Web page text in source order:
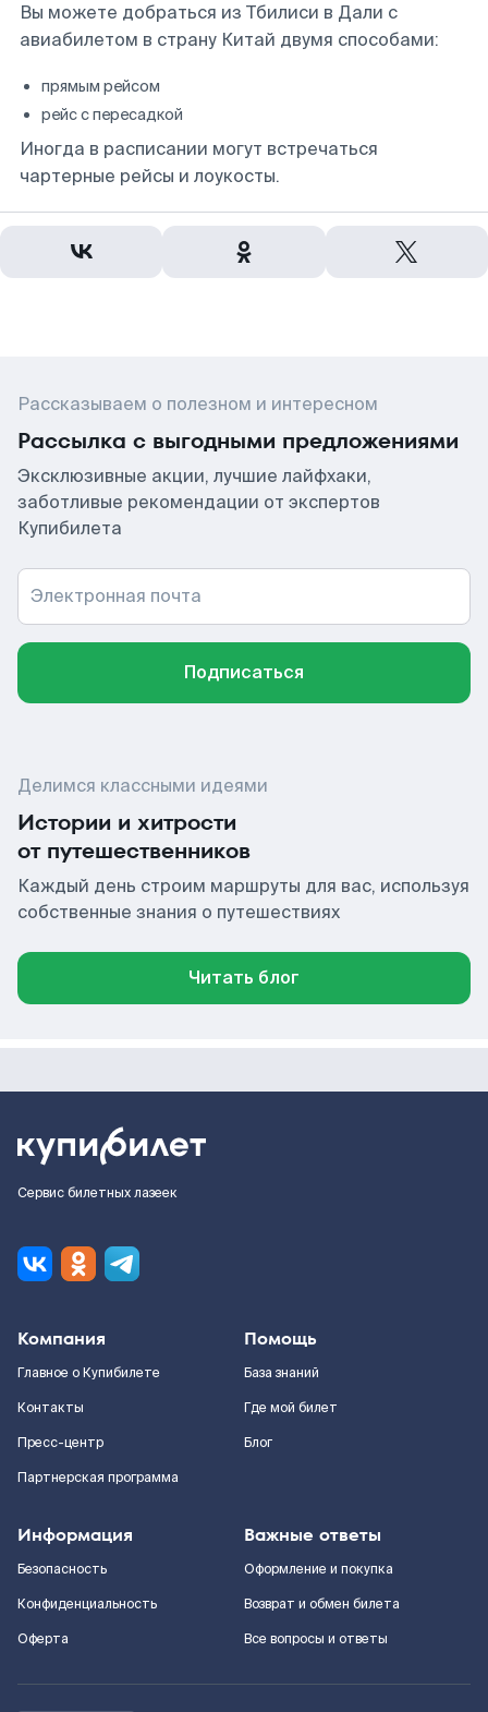
Вы можете добраться из Тбилиси в Дали с
авиабилетом в страну Китай двумя способами:
прямым рейсом
рейс с пересадкой
Иногда в расписании могут встречаться
чартерные рейсы и лоукосты.
Рассказываем о полезном и интересном
Рассылка с выгодными предложениями
Эксклюзивные акции, лучшие лайфхаки,
заботливые рекомендации от экспертов
Купибилета
Электронная почта
Подписаться
Делимся классными идеями
Истории и хитрости
от путешественников
Каждый день строим маршруты для вас, используя
собственные знания о путешествиях
Читать блог
Сервис билетных лазеек
Компания
Главное о Купибилете
Контакты
Пресс-центр
Партнерская программа
Помощь
База знаний
Где мой билет
Блог
Информация
Безопасность
Конфиденциальность
Оферта
Важные ответы
Оформление и покупка
Возврат и обмен билета
Все вопросы и ответы